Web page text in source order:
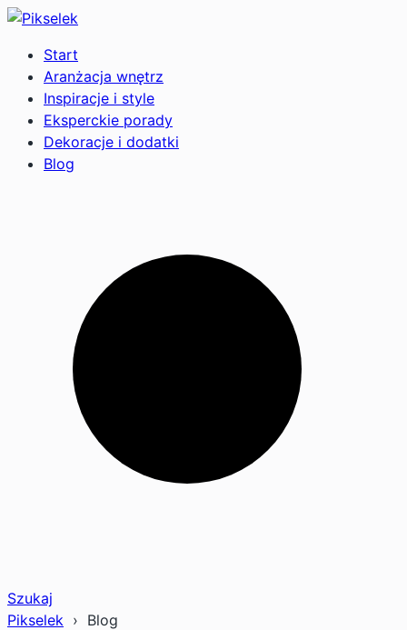
Start
Aranżacja wnętrz
Inspiracje i style
Eksperckie porady
Dekoracje i dodatki
Blog
Szukaj
Pikselek › Blog